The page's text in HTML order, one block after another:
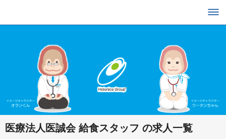
医療法人医誠会 給食スタッフ の求人一覧